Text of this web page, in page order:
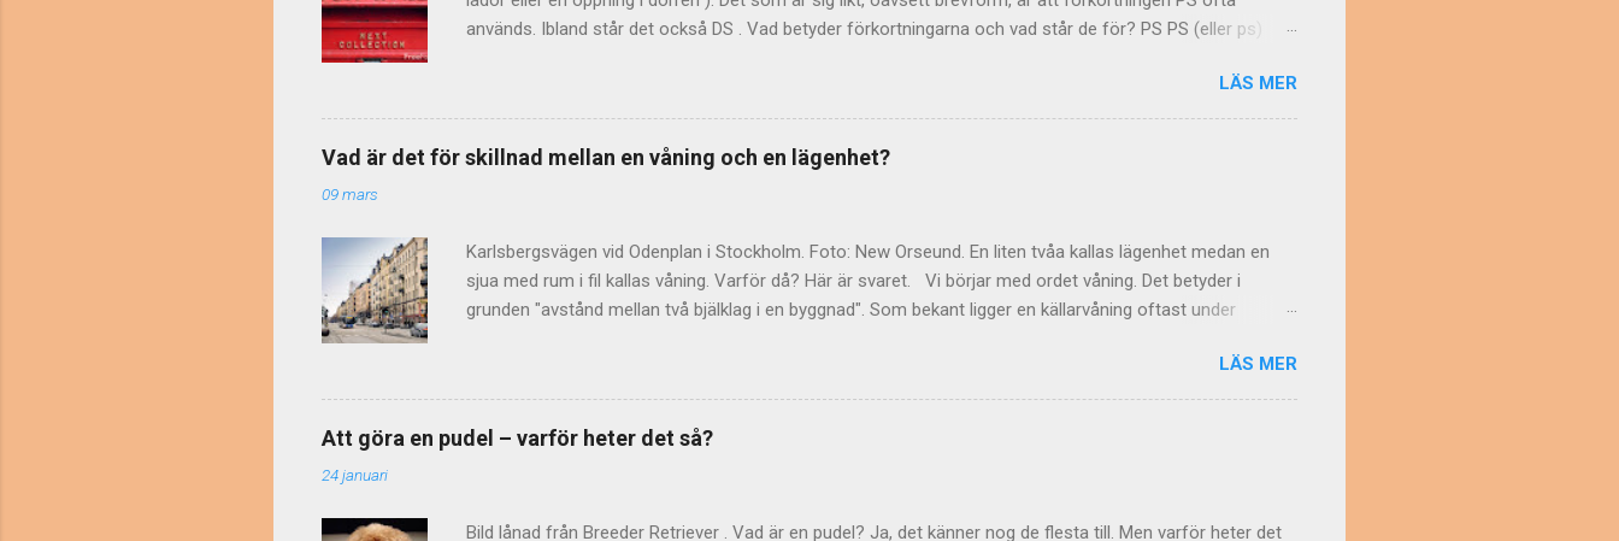
används. Ibland står det också DS . Vad betyder förkortningarna och vad står de för? PS PS (eller ps)
betyder "efter det skrivna". Förkortningen används, även internationellt, när man vill göra ett tillägg till sin
egen ursprungliga text. DS I svenskspråkiga sammanhang avslutas ibland texten i ett PS med
bokstäverna DS. Är detta också en latinsk förkortning, månne? Nej, inte så vitt man vet. Inte heller finns
någon internationell bakgrund eller motsvarighet till DS. Språkrådet pekar på den vanligaste förklaringen:
LÄS MER
Vad är det för skillnad mellan en våning och en lägenhet?
09 mars
Karlsbergsvägen vid Odenplan i Stockholm. Foto: New Orseund. En liten tvåa kallas lägenhet medan en
sjua med rum i fil kallas våning. Varför då? Här är svaret. Vi börjar med ordet våning. Det betyder i
grunden "avstånd mellan två bjälklag i en byggnad". Som bekant ligger en källarvåning oftast under
också vara detsamma som en bostadslägenhet. Det beror på att ordet från början användes om
bostäder som upptog ett helt våningsplan – alltså just stora, ståtliga våningar med flera rum i fil. Vem har
inte hört talas om begreppet paradvåning? Begreppet våning lever kvar om just sådana bostäder som
LÄS MER
Att göra en pudel – varför heter det så?
24 januari
Bild lånad från Breeder Retriever . Vad är en pudel? Ja, det känner nog de flesta till. Men varför heter det